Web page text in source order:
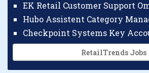
EK Retail Customer Support
Hubo Assistent Category
RetailTrends Jobs